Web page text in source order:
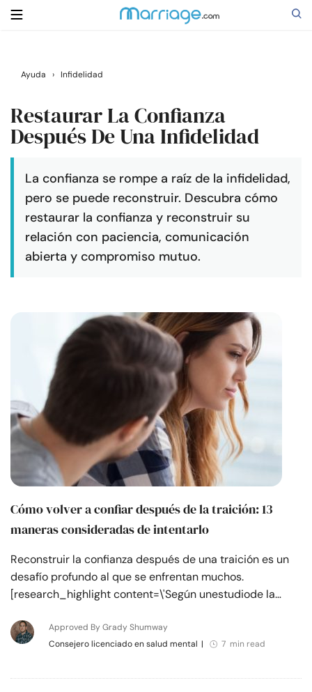
Buscar
Casarse
Familia
Ayuda
Comunidad
Encuentra un terapeuta
Idioma
Sobre nosotros Contáctanos Escríbenos
Publicidad con
Ayuda › Infidelidad
Restaurar La Confianza
Después De Una Infidelidad
La confianza se rompe a raíz de la infidelidad,
pero se puede reconstruir. Descubra cómo
restaurar la confianza y reconstruir su
relación con paciencia, comunicación
abierta y compromiso mutuo.
Cómo volver a confiar después de la traición: 13
maneras consideradas de intentarlo
Reconstruir la confianza después de una traición es un
desafío profundo al que se enfrentan muchos.
[research_highlight content=\'Según unestudiode la…
Approved By Grady Shumway
Consejero licenciado en salud mental | 7 min read